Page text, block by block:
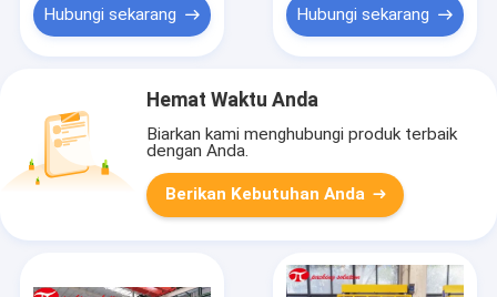
Hubungi sekarang Hubungi sekarang
Hemat Waktu Anda
Biarkan kami menghubungi produk terbaik
dengan Anda.
Berikan Kebutuhan Anda